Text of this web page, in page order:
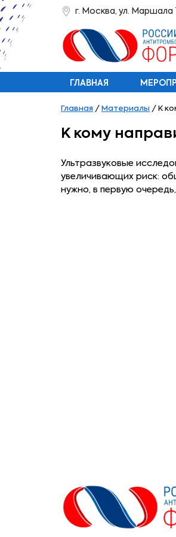
г. Москва, ул. Маршала
ГЛАВНАЯ
Главная / Материалы / К
К кому
Ультразвуковые
увеличивающих риск:
нужно, в первую